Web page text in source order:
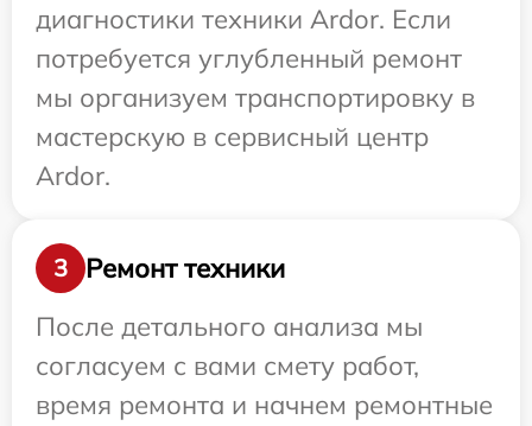
диагностики техники Ardor. Если
потребуется углубленный ремонт
мы организуем транспортировку в
мастерскую в сервисный центр
Ardor.
3
Ремонт техники
После детального анализа мы
согласуем с вами смету работ,
время ремонта и начнем ремонтные